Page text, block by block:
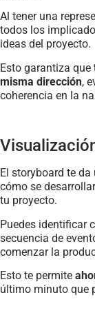
Al tener una
todos los
ideas del proyecto.
Esto garantiza que
misma dirección,
coherencia en la
El storyboard te
cómo se
tu proyecto.
Puedes identificar
secuencia de
comenzar la
Esto te permite
último minuto que